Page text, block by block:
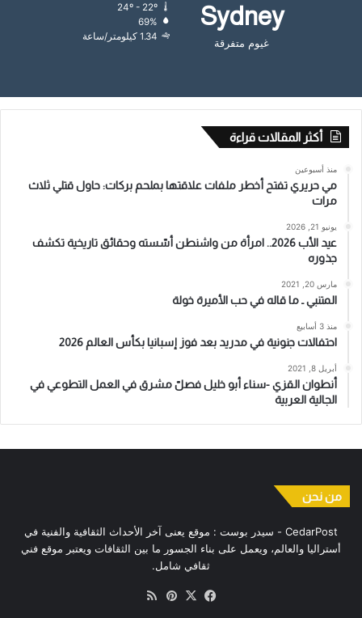
Sydney
غيوم متفرقة
24º - 22º
69%
1.34 كيلومتر/ساعة
أكثر المقالات قراءة
منذ أسبوعين
مي حريري تفتح أخطر ملفات علاقتها بملحم بركات: حاول قتلي ثلاث
مرات
يونيو 21, 2026
عيد الأب 2026.. امرأة من واشنطن أسّسته وحقائق تاريخية تكشف
جذوره
مارس 20, 2021
المتنبي ـ ما قاله في حب الأميرة خولة
منذ 3 أسابيع
احتفالات جنونية في مدريد بعد فوز إسبانيا بكأس العالم 2026
أبريل 8, 2021
أنطوان القزي -سناء أبو خليل فصلّ مشرق في العمل التطوعي في
الجالية العربية
من نحن
CedarPost - سيدر بوست : موقع يعنى آخر الأحداث الثقافية والفنية في
أستراليا والعالم، ويعمل على بناء الجسور ما بين الثقافات ويعتبر موقع فني
ثقافي شامل.
فيسبوك
‫X بينتيريست